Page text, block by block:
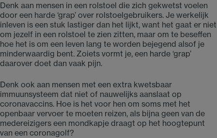
Denk aan mensen in een rolstoel die zich gekwetst voelen
door een harde ‘grap’ over rolstoelgebruikers. Je werkelijk
inleven is een stuk lastiger dan het lijkt, want het gaat er niet
om jezelf in een rolstoel te zien zitten, maar om te beseffen
hoe het is om een leven lang te worden bejegend alsof je
minderwaardig bent. Zoiets vormt je, een harde ‘grap’
daarover doet dan vaak pijn.
Denk ook aan mensen met een extra kwetsbaar
immuunsysteem dat niet of nauwelijks aanslaat op
coronavaccins. Hoe is het voor hen om soms met het
openbaar vervoer te moeten reizen, als bijna geen van de
medereizigers een mondkapje draagt op het hoogtepunt
van een coronagolf?